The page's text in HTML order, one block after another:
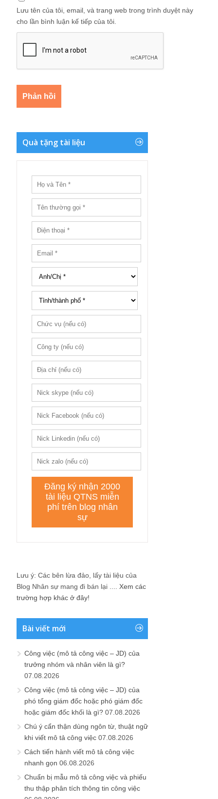
Lưu tên của tôi, email, và trang web trong trình duyệt này
cho lần bình luận kế tiếp của tôi.
Quà tặng tài liệu
Lưu ý: Các bên lừa đảo, lấy tài liệu của
Blog Nhân sự mang đi bán lại .... Xem các
trường hợp khác ở đây!
Bài viết mới
Công việc (mô tả công việc – JD) của
trưởng nhóm và nhân viên là gì?
07.08.2026
Công việc (mô tả công việc – JD) của
phó tổng giám đốc hoặc phó giám đốc
hoặc giám đốc khối là gì? 07.08.2026
Chú ý cẩn thận dùng ngôn từ, thuật ngữ
khi viết mô tả công việc 07.08.2026
Cách tiến hành viết mô tả công việc
nhanh gọn 06.08.2026
Chuẩn bị mẫu mô tả công việc và phiếu
thu thập phân tích thông tin công việc